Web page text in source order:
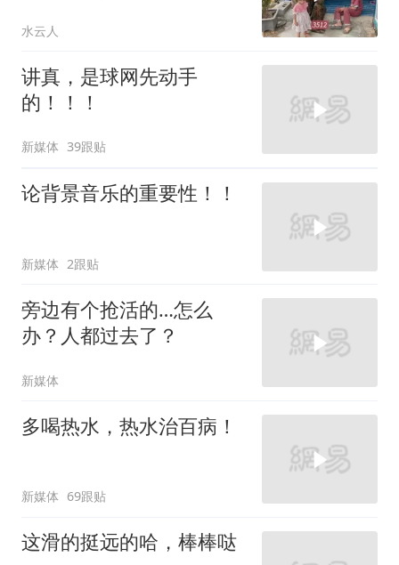
水云人
讲真，是球网先动手
的！！！
新媒体 39跟贴
论背景音乐的重要性！！
新媒体 2跟贴
旁边有个抢活的…怎么
办？人都过去了？
新媒体
多喝热水，热水治百病！
新媒体 69跟贴
这滑的挺远的哈，棒棒哒